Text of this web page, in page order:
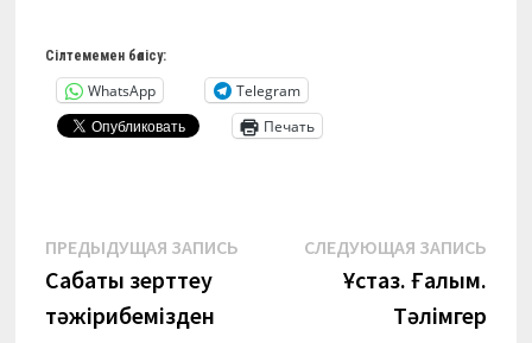
Сілтемемен бөлісу:
WhatsApp
Telegram
Печать
Навигация
по
ПРЕДЫДУЩАЯ ЗАПИСЬПредыдущая
Сабақты зерттеу
тәжірибемізден
СЛЕДУЮЩАЯ ЗАПИСЬ
Ұстаз. Ғалым.
Тәлімгер